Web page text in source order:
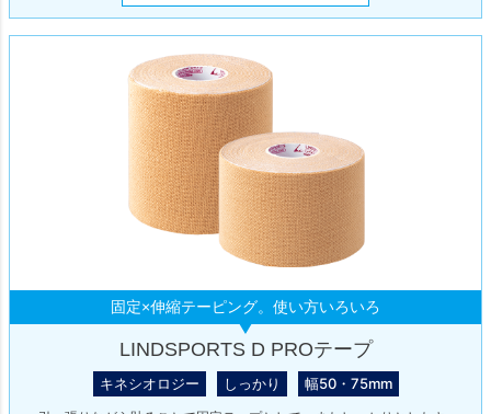
固定×伸縮テーピング。使い方いろいろ
LINDSPORTS D PROテープ
キネシオロジー しっかり 幅50・75mm